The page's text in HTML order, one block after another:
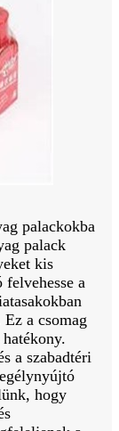
palackokba
palack
kis
a
a csomag
a szabadtéri
hogy